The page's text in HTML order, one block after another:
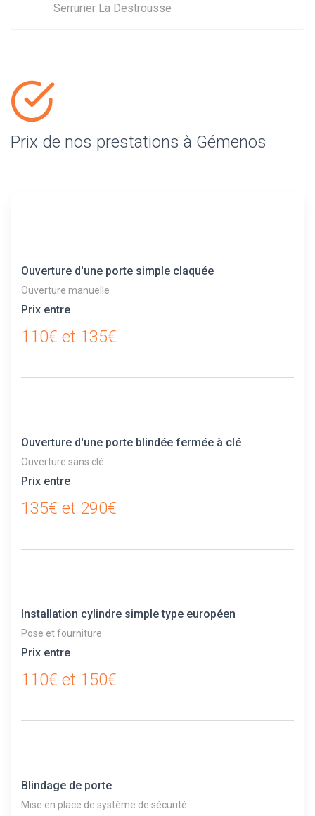
Serrurier La Destrousse
Prix de nos prestations à Gémenos
Ouverture d'une porte simple claquée
Ouverture manuelle
Prix entre
110€ et 135€
Ouverture d'une porte blindée fermée à clé
Ouverture sans clé
Prix entre
135€ et 290€
Installation cylindre simple type européen
Pose et fourniture
Prix entre
110€ et 150€
Blindage de porte
Mise en place de système de sécurité